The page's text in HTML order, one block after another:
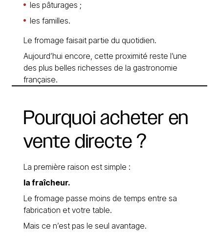
les pâturages ;
les familles.
Le fromage faisait partie du quotidien.
Aujourd’hui encore, cette proximité reste l’une
des plus belles richesses de la gastronomie
française.
Pourquoi acheter en
vente directe ?
La première raison est simple :
la fraîcheur.
Le fromage passe moins de temps entre sa
fabrication et votre table.
Mais ce n’est pas le seul avantage.